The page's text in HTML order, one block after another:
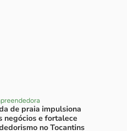
de praia impulsiona
negócios e fortalece
no Tocantins